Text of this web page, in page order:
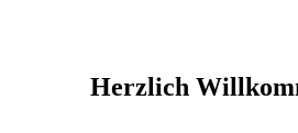
Herzlich